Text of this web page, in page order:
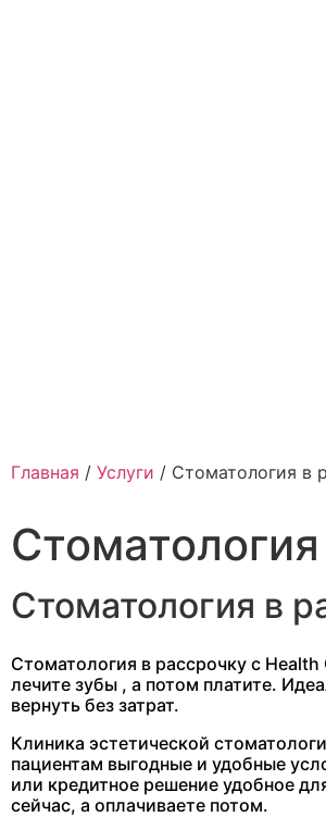
Главная / Услуги / Стоматология в
Стоматология в
Стоматология в рассрочку с
лечите зубы , а потом платите.
вернуть без затрат.
Клиника эстетической
пациентам выгодные и удобные
или кредитное решение удобное
сейчас, а оплачиваете потом.